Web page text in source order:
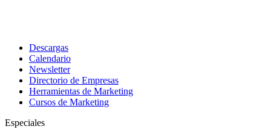
Descargas
Calendario
Newsletter
Directorio de Empresas
Herramientas de Marketing
Cursos de Marketing
Especiales